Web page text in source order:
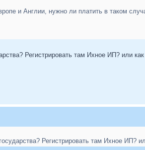
и Англии, нужно ли платить в таком
Регистрировать там Ихное ИП? или как
Регистрировать там Ихное ИП?